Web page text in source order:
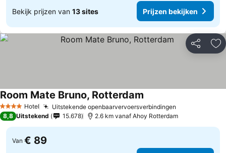
Bekijk prijzen van 13 sites Prijzen bekijken
Delen
4 SterrenHotel Uitstekende openbaarvervoersverbindingen
Room Mate Bruno, Rotterdam
8,8 Uitstekend 15.678 2.6 km vanaf Ahoy Rotterdam
Van € 89